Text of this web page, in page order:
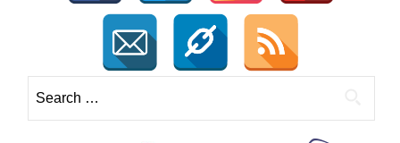
for: